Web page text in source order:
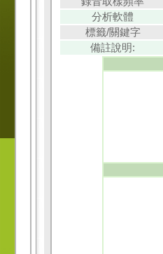
分析軟體
標籤/關鍵字
備註說明: